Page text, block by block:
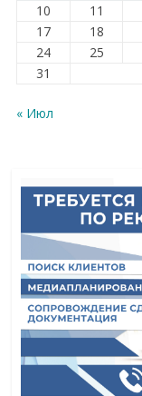
10
11
17
18
24
25
31
« Июл